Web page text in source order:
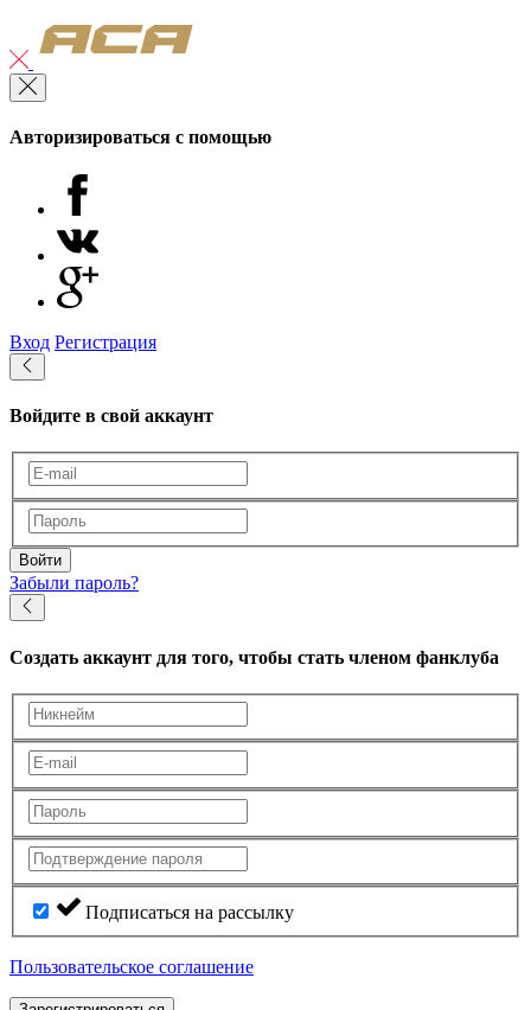
Авторизироваться с помощью
Вход Регистрация
Войдите в свой аккаунт
Войти
Забыли пароль?
Создать аккаунт для того, чтобы стать членом фанклуба
Подписаться на рассылку
Пользовательское соглашение